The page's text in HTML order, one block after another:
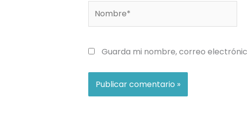
Guarda mi nombre, correo